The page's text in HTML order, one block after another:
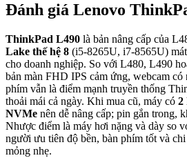
Đánh giá Lenovo
ThinkPad L490 là bản nâng cấp của
Lake thế hệ 8 (i5-8265U, i7-8565U)
cho doanh nghiệp. So với L480, L490
bản màn FHD IPS cảm ứng, webcam có
phím vẫn là điểm mạnh truyền thống
thoải mái cả ngày. Khi mua cũ, máy có 2
NVMe nên dễ nâng cấp; pin gắn trong,
Nhược điểm là máy hơi nặng và dày so
người ưu tiên độ bền, bàn phím tốt và
mỏng nhẹ.